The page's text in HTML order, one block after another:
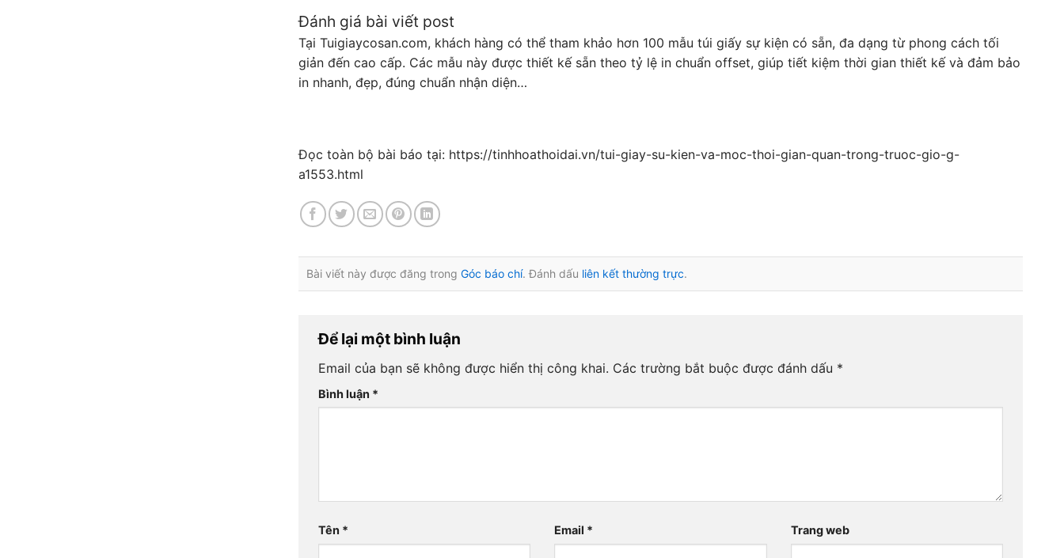
Đánh giá bài viết post
Tại Tuigiaycosan.com, khách hàng có thể tham khảo hơn 100 mẫu túi giấy sự kiện có sẵn, đa dạng từ phong cách tối
giản đến cao cấp. Các mẫu này được thiết kế sẵn theo tỷ lệ in chuẩn offset, giúp tiết kiệm thời gian thiết kế và đảm bảo
in nhanh, đẹp, đúng chuẩn nhận diện…
Đọc toàn bộ bài báo tại: https://tinhhoathoidai.vn/tui-giay-su-kien-va-moc-thoi-gian-quan-trong-truoc-gio-g-
a1553.html
Bài viết này được đăng trong Góc báo chí. Đánh dấu liên kết thường trực.
Để lại một bình luận
Email của bạn sẽ không được hiển thị công khai. Các trường bắt buộc được đánh dấu *
Bình luận *
Tên * Email * Trang web